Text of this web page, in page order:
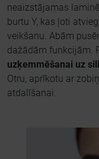
neaizstājamas
burtu Y, kas ļoti
veikšanu. Abām
dažādām funkcijām.
uzķemmēšanai uz
Otru, aprīkotu ar
atdalīšanai.